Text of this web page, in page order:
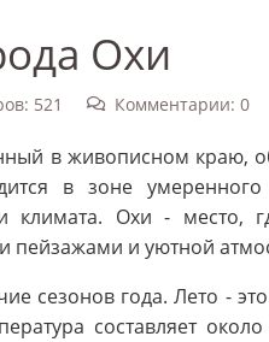
Охи
521 Комментарии: 0
в живописном краю,
в зоне
климата. Охи - место,
пейзажами и уютной
сезонов года. Лето -
составляет